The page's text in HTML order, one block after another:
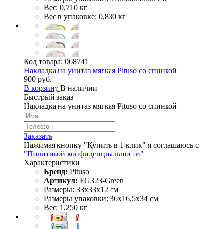
Вес: 0,710 кг
Вес в упаковке: 0,830 кг
Код товара: 068741
Накладка на унитаз мягкая Pituso со спинкой
900 руб.
В корзину В наличии
Быстрый заказ
Накладка на унитаз мягкая Pituso со спинкой
Заказать
Нажимая кнопку "Купить в 1 клик" я соглашаюсь с
"Политикой конфиденциальности"
Характеристики
Бренд: Pituso
Артикул: FG323-Green
Размеры: 33х33х12 см
Размеры упаковки: 36х16,5х34 см
Вес: 1,250 кг